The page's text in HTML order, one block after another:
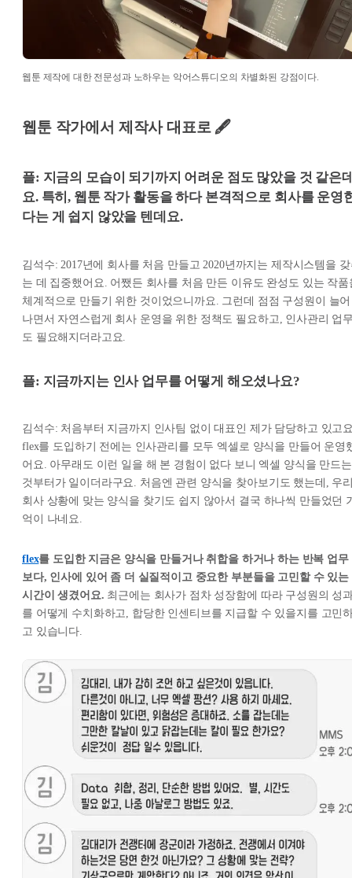
웹툰 제작에 대한 전문성과 노하우는 악어스튜디오의 차별화된 강점이다.
웹툰 작가에서 제작사 대표로 🖋️
플: 지금의 모습이 되기까지 어려운 점도 많았을 것 같은
요. 특히, 웹툰 작가 활동을 하다 본격적으로 회사를 운영
다는 게 쉽지 않았을 텐데요.
김석수: 2017년에 회사를 처음 만들고 2020년까지는 제작시스템을
는 데 집중했어요. 어쨌든 회사를 처음 만든 이유도 완성도 있는 작품
체계적으로 만들기 위한 것이었으니까요. 그런데 점점 구성원이 늘어
나면서 자연스럽게 회사 운영을 위한 정책도 필요하고, 인사관리 업
도 필요해지더라고요.
플: 지금까지는 인사 업무를 어떻게 해오셨나요?
김석수: 처음부터 지금까지 인사팀 없이 대표인 제가 담당하고 있고
flex를 도입하기 전에는 인사관리를 모두 엑셀로 양식을 만들어 운영
어요. 아무래도 이런 일을 해 본 경험이 없다 보니 엑셀 양식을 만드는
것부터가 일이더라구요. 처음엔 관련 양식을 찾아보기도 했는데, 우
회사 상황에 맞는 양식을 찾기도 쉽지 않아서 결국 하나씩 만들었던
억이 나네요.
flex를 도입한 지금은 양식을 만들거나 취합을 하거나 하는 반복 업무
보다, 인사에 있어 좀 더 실질적이고 중요한 부분들을 고민할 수 있는
시간이 생겼어요. 최근에는 회사가 점차 성장함에 따라 구성원의 성
를 어떻게 수치화하고, 합당한 인센티브를 지급할 수 있을지를 고민
고 있습니다.